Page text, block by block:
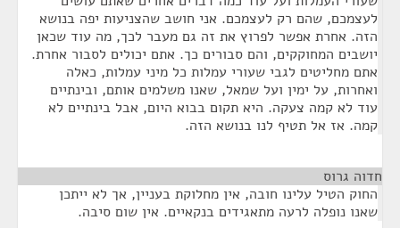
לעצמכם, שהם רק לעצמכם. אני חושב שהצניעות יפה בנושא
הזה. אחרת אפשר לפרוץ את זה גם מעבר לכך, מה עוד שכאן
יושבים המחוקקים, והם סבורים כך. אתם יכולים לסבור אחרת.
אתם מחליטים לגבי שעורי עמלות כל מיני עמלות, כאלה
ואחרות, על ימין ועל שמאל, שאנו משלמים אותם, ובינתיים
עוד לא קמה צעקה. היא תקום בבוא היום, אבל בינתיים לא
קמה. אז אל תטיף לנו בנושא הזה.
חדוה גרוס
החוק הטיל עלינו חובה, אין מחלוקת בעניין, אך לא ייתכן
שאנו נופלה לרעה מתאגידים בנקאיים. אין שום סיבה.